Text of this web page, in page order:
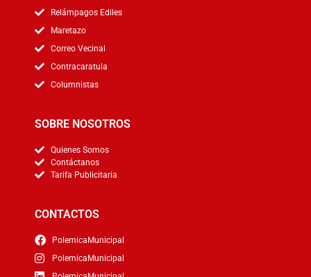
Relámpagos Ediles
Maretazo
Correo Vecinal
Contracaratula
Columnistas
SOBRE NOSOTROS
Quienes Somos
Contáctanos
Tarifa Publicitaria
CONTACTOS
PolemicaMunicipal
PolemicaMunicipal